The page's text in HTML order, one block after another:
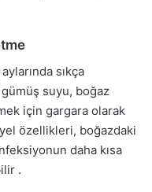
sıkça
suyu, boğaz
için gargara olarak
özellikleri, boğazdaki
daha kısa
.